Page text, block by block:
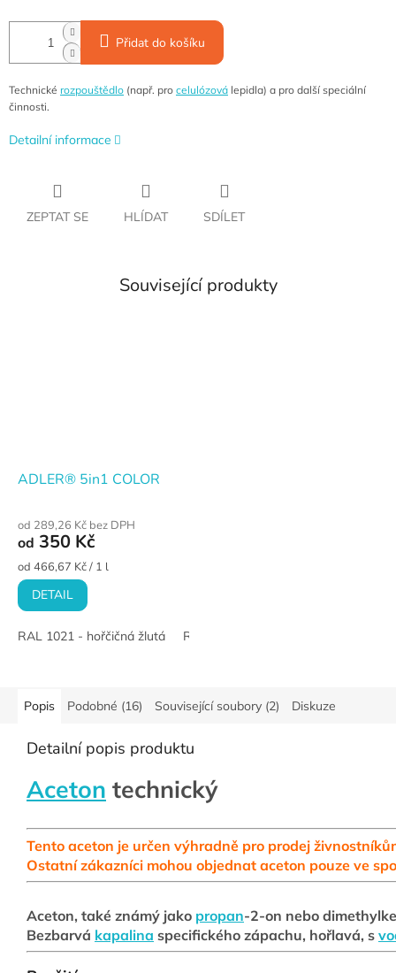
Přidat do košíku
Technické rozpouštědlo (např. pro celulózová lepidla) a pro další speciální
činnosti.
Detailní informace
ZEPTAT SE HLÍDAT SDÍLET
Související produkty
ADLER® 5in1 COLOR
od 289,26 Kč bez DPH
od 350 Kč
Měrná
cena:
od 466,67 Kč / 1 l
DETAIL
RAL 1021 - hořčičná žlutá RAL 3000 Červený
Popis Podobné (16) Související soubory (2) Diskuze
Detailní popis produktu
Aceton technický
Tento aceton je určen výhradně pro prodej
Ostatní zákazníci mohou objednat aceton pouze ve
Aceton, také známý jako propan-2-on nebo
Bezbarvá kapalina specifického zápachu, hořlavá, s